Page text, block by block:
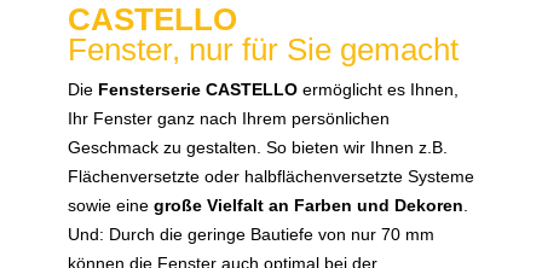
CASTELLO
Fenster, nur für Sie gemacht
Die Fensterserie CASTELLO ermöglicht es Ihnen,
Ihr Fenster ganz nach Ihrem persönlichen
Geschmack zu gestalten. So bieten wir Ihnen z.B.
Flächenversetzte oder halbflächenversetzte Systeme
sowie eine große Vielfalt an Farben und Dekoren
Und: Durch die geringe Bautiefe von nur 70 mm
können die Fenster auch optimal bei der